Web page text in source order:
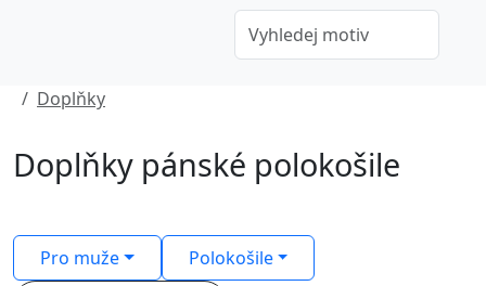
Doplňky
Doplňky pánské polokošile
Pro muže Polokošile